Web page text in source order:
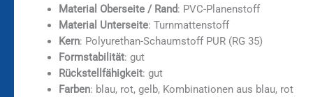
Material Oberseite / Rand: PVC-Planenstoff
Material Unterseite: Turnmattenstoff
Kern: Polyurethan-Schaumstoff PUR (RG 35)
Formstabilität: gut
Rückstellfähigkeit: gut
Farben: blau, rot, gelb, Kombinationen aus blau, rot